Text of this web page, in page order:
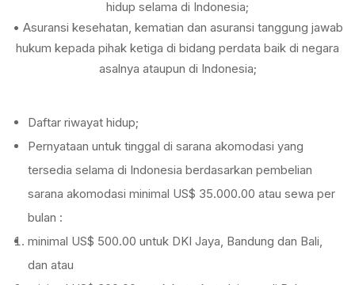
hidup selama di Indonesia;
• Asuransi kesehatan, kematian dan asuransi tanggung jawab
hukum kepada pihak ketiga di bidang perdata baik di negara
asalnya ataupun di Indonesia;
Daftar riwayat hidup;
Pernyataan untuk tinggal di sarana akomodasi yang
tersedia selama di Indonesia berdasarkan pembelian
sarana akomodasi minimal US$ 35.000.00 atau sewa per
bulan :
minimal US$ 500.00 untuk DKI Jaya, Bandung dan Bali,
dan atau